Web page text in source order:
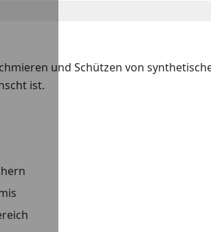
und Schützen von
ist.